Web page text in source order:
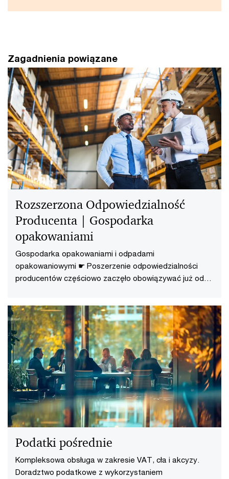
Zagadnienia powiązane
Rozszerzona Odpowiedzialność
Producenta | Gospodarka
opakowaniami
Gospodarka opakowaniami i odpadami
opakowaniowymi ☛ Poszerzenie odpowiedzialności
producentów częściowo zaczęło obowiązywać już od
Podatki pośrednie
Kompleksowa obsługa w zakresie VAT, cła i akcyzy.
Doradztwo podatkowe z wykorzystaniem